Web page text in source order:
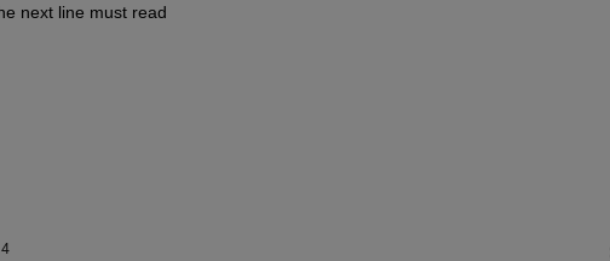
next line must read